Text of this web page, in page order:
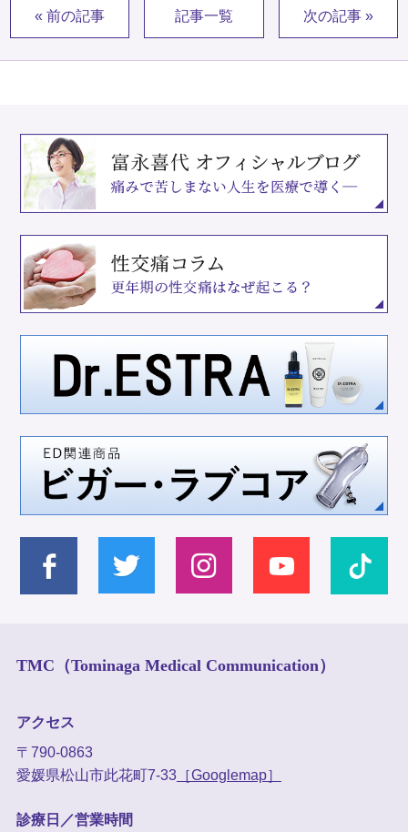
« 前の記事 記事一覧 次の記事 »
TMC（Tominaga Medical Communication）
アクセス
〒790-0863
愛媛県松山市此花町7-33［Googlemap］
診療日／営業時間